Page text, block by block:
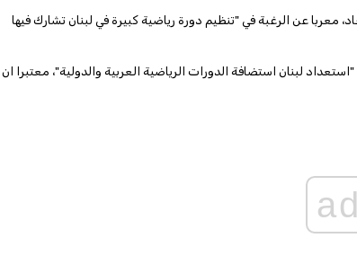
معربا عن الرغبة في "تنظيم دورة رياضية كبيرة في لبنان تشارك فيها
لبنان استضافة الدورات الرياضية العربية والدولية"، معتبرا ان
ad